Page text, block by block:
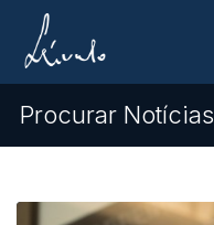
Procurar Notícias